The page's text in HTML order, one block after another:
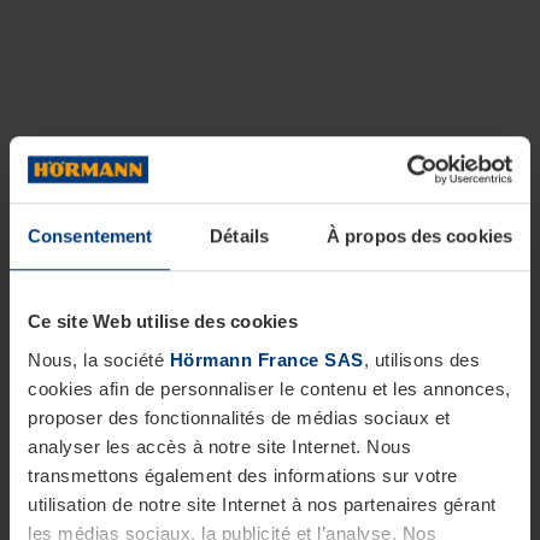
Consentement Détails À propos des cookies
Ce site Web utilise des cookies
Nous, la société Hörmann France SAS, utilisons des
cookies afin de personnaliser le contenu et les annonces,
proposer des fonctionnalités de médias sociaux et
analyser les accès à notre site Internet. Nous
transmettons également des informations sur votre
utilisation de notre site Internet à nos partenaires gérant
les médias sociaux, la publicité et l’analyse. Nos